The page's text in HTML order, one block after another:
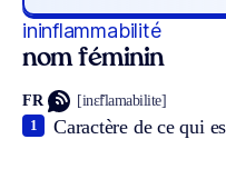
ininflammabilité
nom féminin
FR [inɛ̃flamabilite]
Caractère de ce qui
1